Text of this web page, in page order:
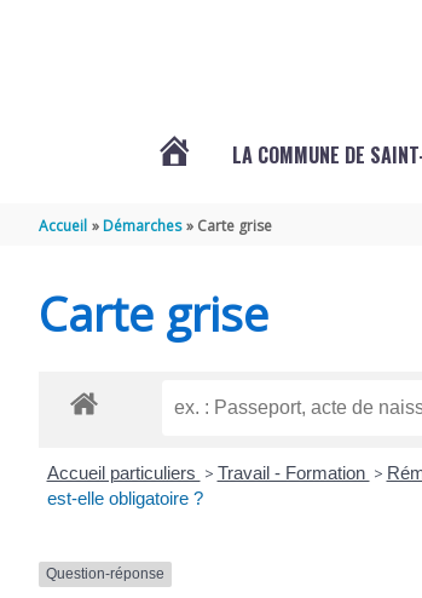
SAINT-
DE
SAINTONGE
LA COMMUNE DE
Accueil Démarches Carte grise
Carte grise
Accueil particuliers > Travail - Formation >
est-elle obligatoire ?
Question-réponse